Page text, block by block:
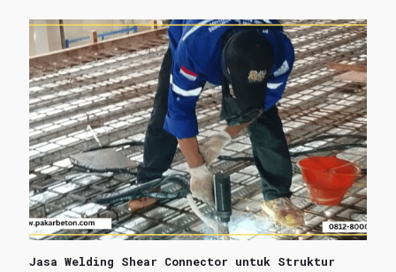
Jasa Welding Shear Connector untuk Struktur